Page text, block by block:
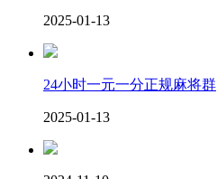
2025-01-13
24小时一元一分正规麻将群
2025-01-13